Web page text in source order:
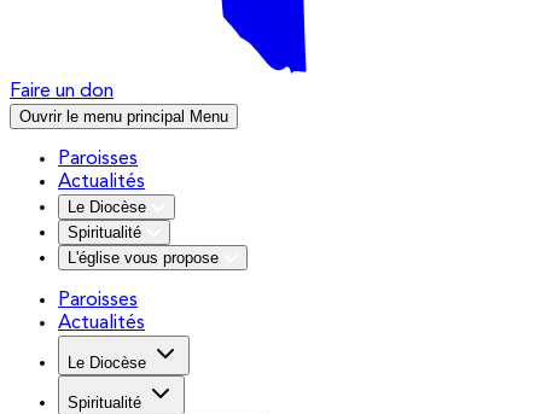
Faire un don
Ouvrir le menu principal Menu
Paroisses
Actualités
Le Diocèse
Spiritualité
L'église vous propose
Paroisses
Actualités
Le Diocèse
Spiritualité